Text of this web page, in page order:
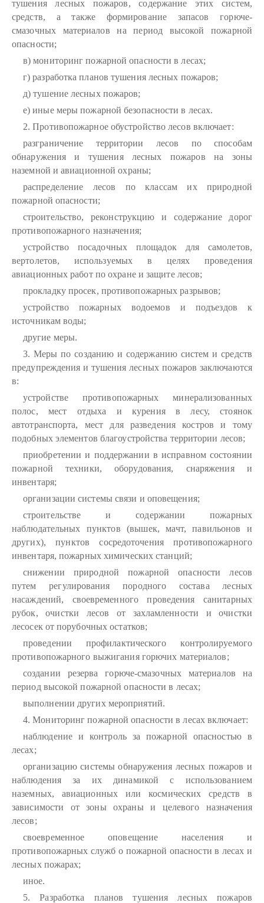
тушения лесных пожаров, содержание этих систем,
средств, а также формирование запасов горюче-
смазочных материалов на период высокой пожарной
опасности;
в) мониторинг пожарной опасности в лесах;
г) разработка планов тушения лесных пожаров;
д) тушение лесных пожаров;
е) иные меры пожарной безопасности в лесах.
2. Противопожарное обустройство лесов включает:
разграничение территории лесов по способам
обнаружения и тушения лесных пожаров на зоны
наземной и авиационной охраны;
распределение лесов по классам их природной
пожарной опасности;
строительство, реконструкцию и содержание дорог
противопожарного назначения;
устройство посадочных площадок для самолетов,
вертолетов, используемых в целях проведения
авиационных работ по охране и защите лесов;
прокладку просек, противопожарных разрывов;
устройство пожарных водоемов и подъездов к
источникам воды;
другие меры.
3. Меры по созданию и содержанию систем и средств
предупреждения и тушения лесных пожаров заключаются
в:
устройстве противопожарных минерализованных
полос, мест отдыха и курения в лесу, стоянок
автотранспорта, мест для разведения костров и тому
подобных элементов благоустройства территории лесов;
приобретении и поддержании в исправном состоянии
пожарной техники, оборудования, снаряжения и
инвентаря;
организации системы связи и оповещения;
строительстве и содержании пожарных
наблюдательных пунктов (вышек, мачт, павильонов и
других), пунктов сосредоточения противопожарного
инвентаря, пожарных химических станций;
снижении природной пожарной опасности лесов
путем регулирования породного состава лесных
насаждений, своевременного проведения санитарных
рубок, очистки лесов от захламленности и очистки
лесосек от порубочных остатков;
проведении профилактического контролируемого
противопожарного выжигания горючих материалов;
создании резерва горюче-смазочных материалов на
период высокой пожарной опасности в лесах;
выполнении других мероприятий.
4. Мониторинг пожарной опасности в лесах включает:
наблюдение и контроль за пожарной опасностью в
лесах;
организацию системы обнаружения лесных пожаров и
наблюдения за их динамикой с использованием
наземных, авиационных или космических средств в
зависимости от зоны охраны и целевого назначения
лесов;
своевременное оповещение населения и
противопожарных служб о пожарной опасности в лесах и
лесных пожарах;
иное.
5. Разработка планов тушения лесных пожаров